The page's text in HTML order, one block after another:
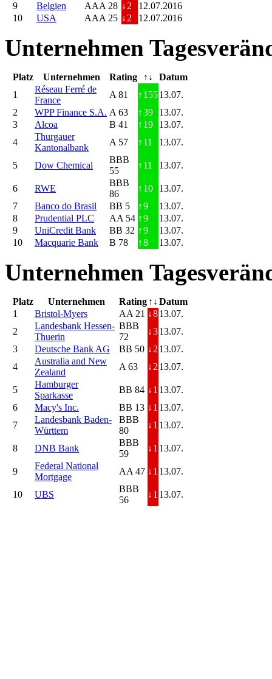
9
Belgien AAA 28 ↓ 2
12.07.2016
10
USA AAA 25 ↓ 2 12.07.2016
Unternehmen
Platz Unternehmen Rating ↑↓
Datum
1
Réseau Ferré de
France
A 81 ↑ 15513.07.
2
WPP Finance S.A. A 63 ↑39
13.07.
3
Alcoa B 41 ↑ 19
13.07.
4
Thurgauer
Kantonalbank
A 57 ↑ 11 13.07.
5 Dow Chemical
BBB
55
↑ 11 13.07.
6 RWE
BBB
86
↑ 10
13.07.
7
Banco do Brasil BB 5 ↑9
13.07.
8
Prudential PLC AA 54 ↑9
13.07.
9
UniCredit Bank BB 32 ↑9
13.07.
10
Macquarie Bank B 78 ↑8 13.07.
Unternehmen
Platz Unternehmen Rating ↑↓ Datum
1
Bristol-Myers AA 21 ↓813.07.
2
Landesbank Hessen-
Thuerin
BBB
72
↓313.07.
3
Deutsche Bank AG BB 50 ↓ 2 13.07.
4
Australia and New
Zealand
A 63 ↓ 2 13.07.
5
Hamburger
Sparkasse
BB 84 ↓ 1 13.07.
6
Macy's Inc. BB 13 ↓ 1 13.07.
7
Landesbank Baden-
Württem
BBB
80
↓ 1 13.07.
8 DNB Bank
BBB
59
↓ 1 13.07.
9
Federal National
Mortgage
AA 47 ↓ 1 13.07.
10 UBS
BBB
56
↓ 1 13.07.